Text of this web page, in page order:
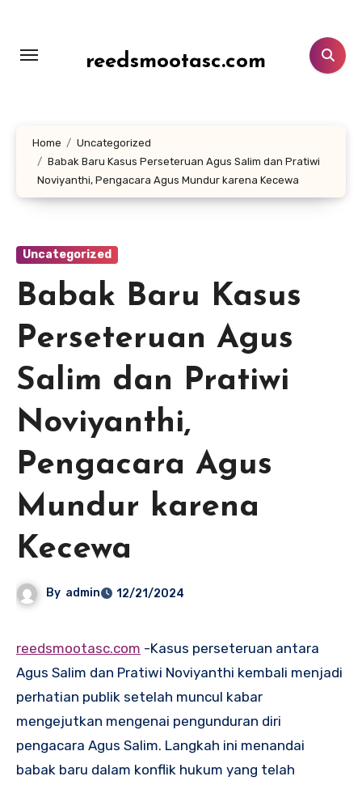
konten
reedsmootasc.com
Home
Uncategorized
Babak Baru Kasus Perseteruan Agus Salim dan Pratiwi
Noviyanthi, Pengacara Agus Mundur karena Kecewa
Uncategorized
Babak Baru Kasus
Perseteruan Agus
Salim dan Pratiwi
Noviyanthi,
Pengacara Agus
Mundur karena
Kecewa
By admin 12/21/2024
reedsmootasc.com -Kasus perseteruan antara
Agus Salim dan Pratiwi Noviyanthi kembali menjadi
perhatian publik setelah muncul kabar
mengejutkan mengenai pengunduran diri
pengacara Agus Salim. Langkah ini menandai
babak baru dalam konflik hukum yang telah